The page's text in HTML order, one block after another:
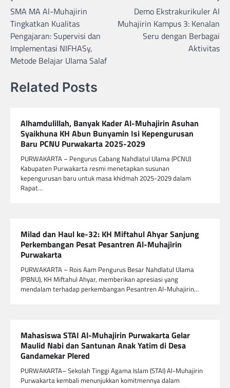
pos
SMA MA Al-Muhajirin
Tingkatkan Kualitas
Pengajaran: Supervisi dan
Implementasi NIFHASy,
Metode Belajar Ulama Salaf
Demo Ekstrakurikuler Al
Muhajirin Kampus 3: Kenalan
Seru dengan Berbagai
Aktivitas
Related Posts
Alhamdulillah, Banyak Kader Al-Muhajirin Asuhan
Syaikhuna KH Abun Bunyamin Isi Kepengurusan
Baru PCNU Purwakarta 2025-2029
PURWAKARTA – Pengurus Cabang Nahdlatul Ulama (PCNU)
Kabupaten Purwakarta resmi menetapkan susunan
kepengurusan baru untuk masa khidmah 2025-2029 dalam
Rapat…
Milad dan Haul ke-32: KH Miftahul Ahyar Sanjung
Perkembangan Pesat Pesantren Al-Muhajirin
Purwakarta
PURWAKARTA – Rois Aam Pengurus Besar Nahdlatul Ulama
(PBNU), KH Miftahul Ahyar, memberikan apresiasi yang
mendalam terhadap perkembangan Pesantren Al-Muhajirin…
Mahasiswa STAI Al-Muhajirin Purwakarta Gelar
Maulid Nabi dan Santunan Anak Yatim di Desa
Gandamekar Plered
PURWAKARTA– Sekolah Tinggi Agama Islam (STAI) Al-Muhajirin
Purwakarta kembali menunjukkan komitmennya dalam